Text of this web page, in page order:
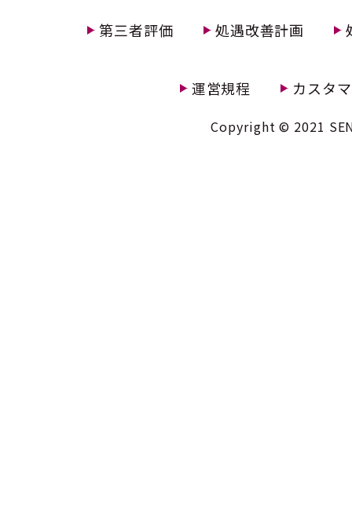
第三者評価 処遇改善計画
運営規程 カスタ
Copyright © 2021